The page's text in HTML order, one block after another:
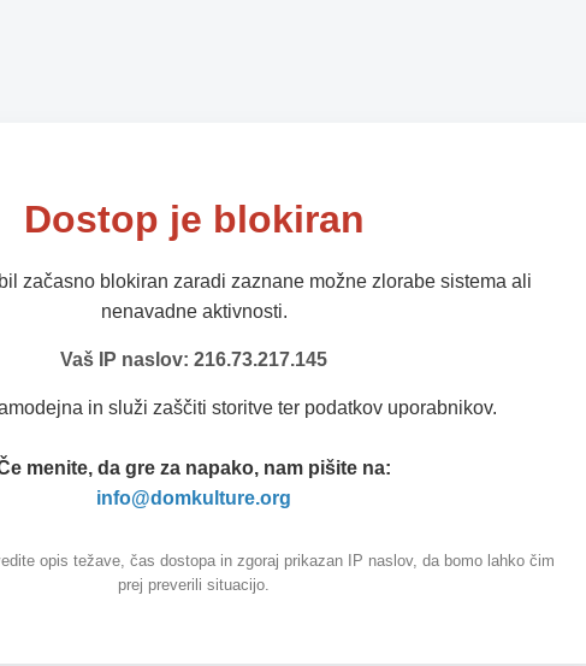
Dostop je blokiran
začasno blokiran zaradi zaznane možne zlorabe sistema ali
nenavadne aktivnosti.
Vaš IP naslov: 216.73.217.145
in služi zaščiti storitve ter podatkov uporabnikov.
menite, da gre za napako, nam pišite na:
info@domkulture.org
opis težave, čas dostopa in zgoraj prikazan IP naslov, da bomo lahko čim
prej preverili situacijo.